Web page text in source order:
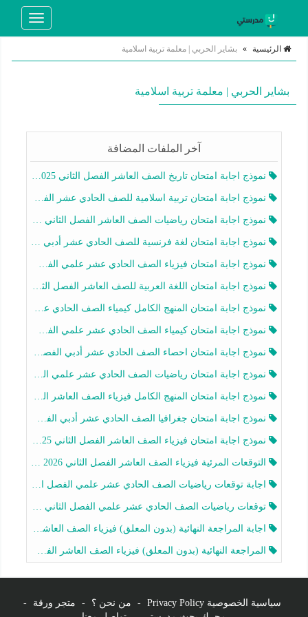
Toggle
الرئيسية » بشاير الحربي | معلمة تربية اسلامية
بشاير الحربي | معلمة تربية اسلامية
آخر الملفات المضافة
نموذج اجابة امتحان تاريخ الصف العاشر الفصل الثاني 2025-2026
نموذج اجابة امتحان تربية اسلامية للصف الحادي عشر الفصل الثاني 2025-2026
نموذج اجابة امتحان رياضيات الصف العاشر الفصل الثاني 2025-2026
نموذج اجابة امتحان لغة فرنسية للصف الحادي عشر أدبي الفصل الثاني 2025-2026
نموذج اجابة امتحان فيزياء الصف الحادي عشر علمي الفصل الثاني 2025-2026
نموذج اجابة امتحان اللغة العربية للصف العاشر الفصل الثاني 2025-2026
نموذج اجابة امتحان المنهج الكامل كيمياء الصف الحادي عشر علمي الفصل الثاني 2025-2026
نموذج اجابة امتحان كيمياء الصف الحادي عشر علمي الفصل الثاني 2025-2026
نموذج اجابة امتحان احصاء الصف الحادي عشر أدبي الفصل الثاني 2025-2026
نموذج اجابة امتحان رياضيات الصف الحادي عشر علمي الفصل الثاني 2025-2026
نموذج اجابة امتحان المنهج الكامل فيزياء الصف العاشر الفصل الثاني 2025-2026
نموذج اجابة امتحان جغرافيا الصف الحادي عشر أدبي الفصل الثاني 2025-2026
نموذج اجابة امتحان فيزياء الصف العاشر الفصل الثاني 2025-2026
التوقعات المرئية فيزياء الصف العاشر الفصل الثاني 2026 أ هيثم الليثي
اجابة توقعات رياضيات الصف الحادي عشر علمي الفصل الثاني 2025-2026 أ عمرو فايز
توقعات رياضيات الصف الحادي عشر علمي الفصل الثاني 2025-2026 أ عمرو فايز
اجابة المراجعة النهائية (بدون المعلق) فيزياء الصف العاشر الفصل الثاني أ أحمد نبيه
المراجعة النهائية (بدون المعلق) فيزياء الصف العاشر الفصل الثاني أ أحمد نبيه
سياسية الخصوصية Privacy Policy - من نحن ؟ - متجر ورقة
-